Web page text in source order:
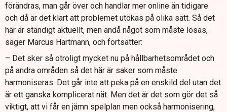
förändras, man går över och handlar mer online än tidigare
och då är det klart att problemet utökas på olika sätt. Så det
här är ständigt aktuellt, men ändå något som måste lösas,
säger Marcus Hartmann, och fortsätter:
– Det sker så otroligt mycket nu på hållbarhetsområdet och
på andra områden så det här är saker som måste
harmoniseras. Det går inte att peka på en enskild del utan det
är ett ganska komplicerat nät. Men det är det som gör det så
viktigt, att vi får en jämn spelplan men också harmonisering,